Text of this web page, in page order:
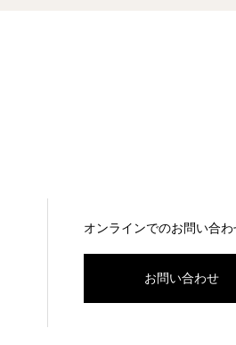
オンラインでのお問い合わ
お問い合わせ